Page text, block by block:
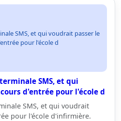
SMS, et qui voudrait passer le
pour l'école d
SMS, et qui
d'entrée pour l'école d
SMS, et qui voudrait
pour l'école d'infirmière.